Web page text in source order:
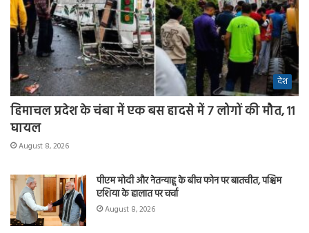
देश
हिमाचल प्रदेश के चंबा में एक बस हादसे में 7 लोगों की मौत, 11
घायल
August 8, 2026
पीएम मोदी और नेतन्याहू के बीच फोन पर बातचीत, पश्चिम
एशिया के हालात पर चर्चा
August 8, 2026